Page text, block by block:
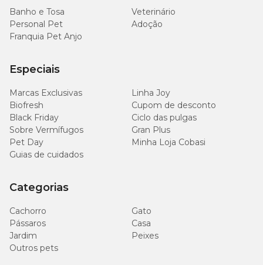
Banho e Tosa
Veterinário
Personal Pet
Adoção
Franquia Pet Anjo
Especiais
Marcas Exclusivas
Linha Joy
Biofresh
Cupom de desconto
Black Friday
Ciclo das pulgas
Sobre Vermífugos
Gran Plus
Pet Day
Minha Loja Cobasi
Guias de cuidados
Categorias
Cachorro
Gato
Pássaros
Casa
Jardim
Peixes
Outros pets